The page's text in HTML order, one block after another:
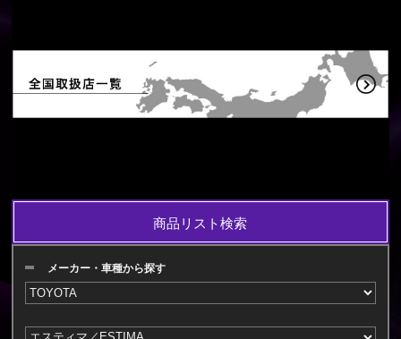
商品リスト検索
メーカー・車種から探す